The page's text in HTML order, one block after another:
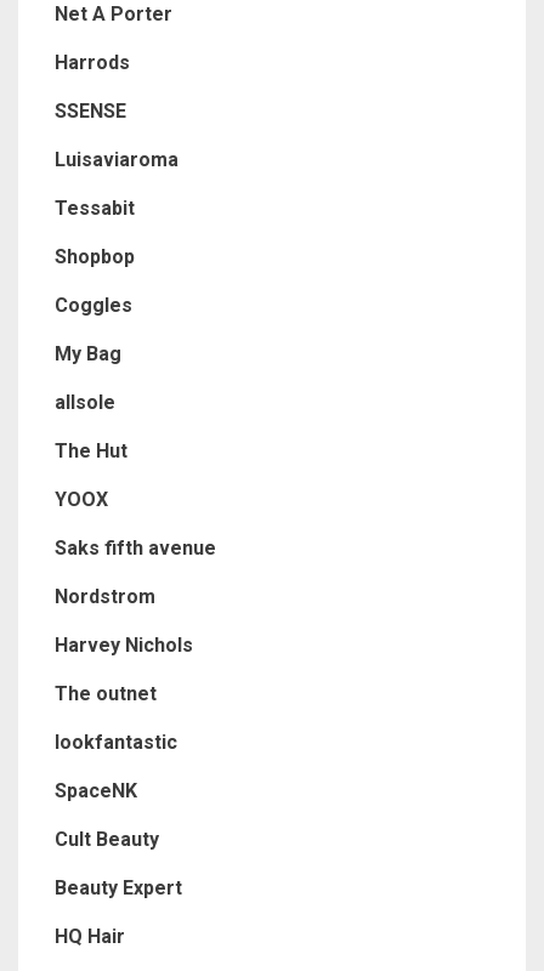
Net A Porter
Harrods
SSENSE
Luisaviaroma
Tessabit
Shopbop
Coggles
My Bag
allsole
The Hut
YOOX
Saks fifth avenue
Nordstrom
Harvey Nichols
The outnet
lookfantastic
SpaceNK
Cult Beauty
Beauty Expert
HQ Hair